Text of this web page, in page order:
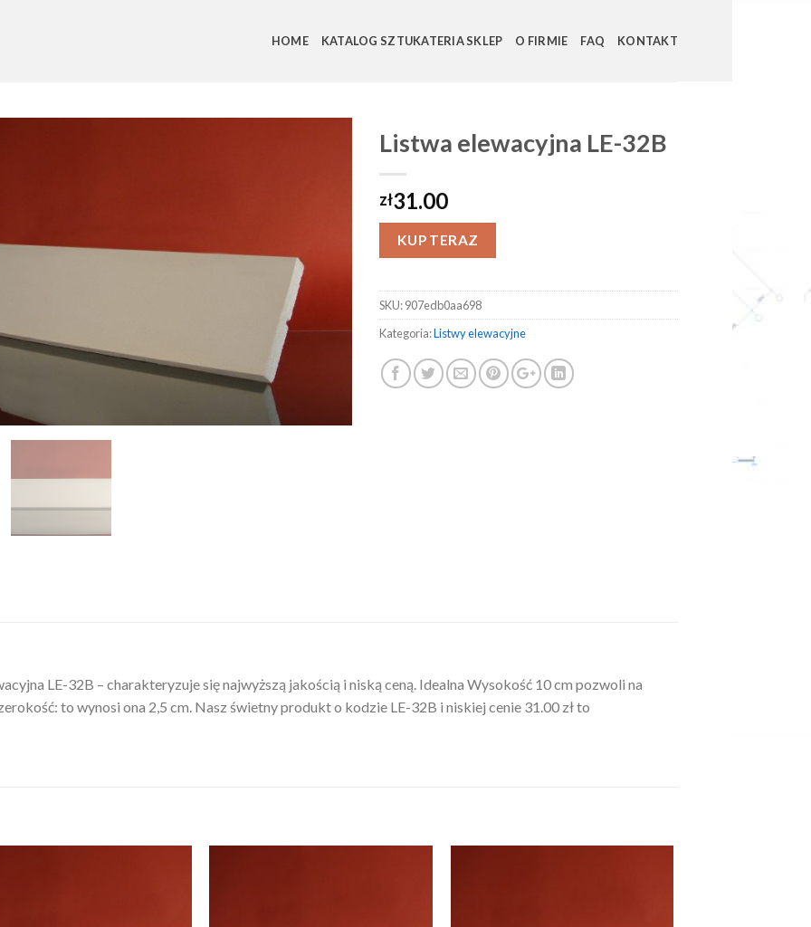
HOME KATALOG SZTUKATERIA SKLEP O FIRMIE FAQ KONTAKT
Listwa elewacyjna LE-32B
zł31.00
KUP TERAZ
SKU:907edb0aa698
Kategoria:Listwy elewacyjne
LE-32B – charakteryzuje się najwyższą jakością i niską ceną. Idealna Wysokość 10 cm pozwoli na
to wynosi ona 2,5 cm. Nasz świetny produkt o kodzie LE-32B i niskiej cenie 31.00 zł to